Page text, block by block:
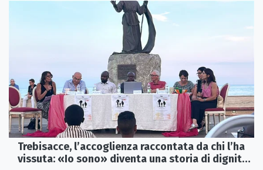
Trebisacce, l’accoglienza raccontata da chi l’ha
vissuta: «Io sono» diventa una storia di dignità